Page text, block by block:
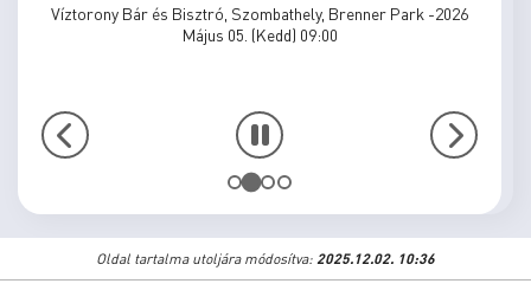
Víztorony Bár és Bisztró, Szombathely, Brenner Park -2026
Május 05. (Kedd) 09:00
Oldal tartalma utoljára módosítva: 2025.12.02. 10:36